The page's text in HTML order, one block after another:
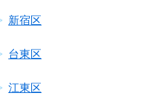
新宿区
台東区
江東区